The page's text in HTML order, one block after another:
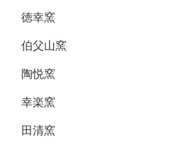
徳幸窯
伯父山窯
陶悦窯
幸楽窯
田清窯